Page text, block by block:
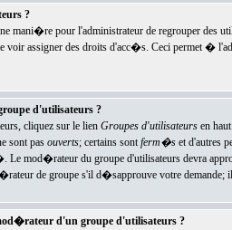
?
mani�re pour l'administrateur de regrouper des
voir assigner des droits d'acc�s. Ceci permet
d'utilisateurs ?
cliquez sur le lien Groupes d'utilisateursen haut
sont pas ouverts; certains sontferm�set d'autres
Le mod�rateur du groupe d'utilisateurs devra
de groupe s'il d�sapprouve votre demande;
d'un groupe d'utilisateurs ?